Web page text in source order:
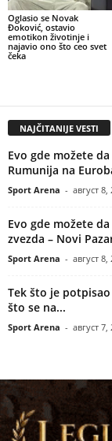
Oglasio se Novak
Đoković, ostavio
emotikon životinje i
najavio ono što ceo svet
čeka
NAJČITANIJE VESTI
Evo gde možete
Rumunija na
Sport Arena - август 8,
Evo gde možete
zvezda – Novi
Sport Arena - август 8,
Tek što je
što se na...
Sport Arena - август 7,